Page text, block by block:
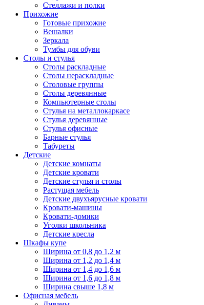
Стеллажи и полки
Прихожие
Готовые прихожие
Вешалки
Зеркала
Тумбы для обуви
Столы и стулья
Столы раскладные
Столы нераскладные
Столовые группы
Столы деревянные
Компьютерные столы
Стулья на металлокаркасе
Стулья деревянные
Стулья офисные
Барные стулья
Табуреты
Детские
Детские комнаты
Детские кровати
Детские стулья и столы
Растущая мебель
Детские двухъярусные кровати
Кровати-машины
Кровати-домики
Уголки школьника
Детские кресла
Шкафы купе
Ширина от 0,8 до 1,2 м
Ширина от 1,2 до 1,4 м
Ширина от 1,4 до 1,6 м
Ширина от 1,6 до 1,8 м
Ширина свыше 1,8 м
Офисная мебель